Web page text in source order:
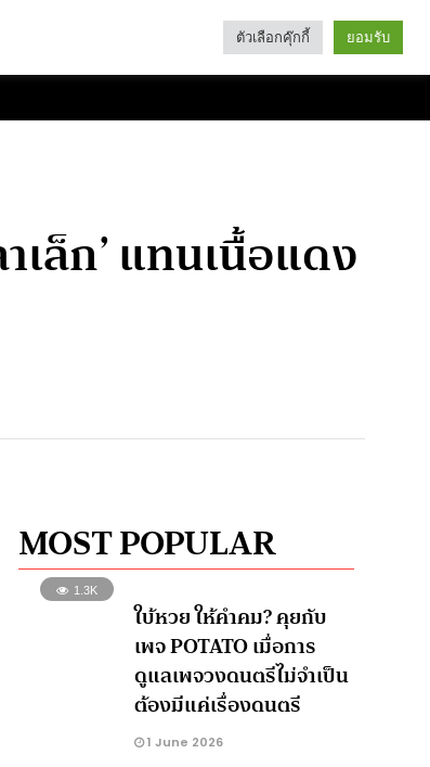
Categories
เล็ก’ แทนเนื้อแดง
MOST POPULAR
1.3K
ใบ้หวย ให้คำคม? คุยกับ
เพจ POTATO เมื่อการ
ดูแลเพจวงดนตรีไม่จำเป็น
ต้องมีแค่เรื่องดนตรี
1 June 2026
ตัวเลือกคุ๊กกี้ ยอมรับ